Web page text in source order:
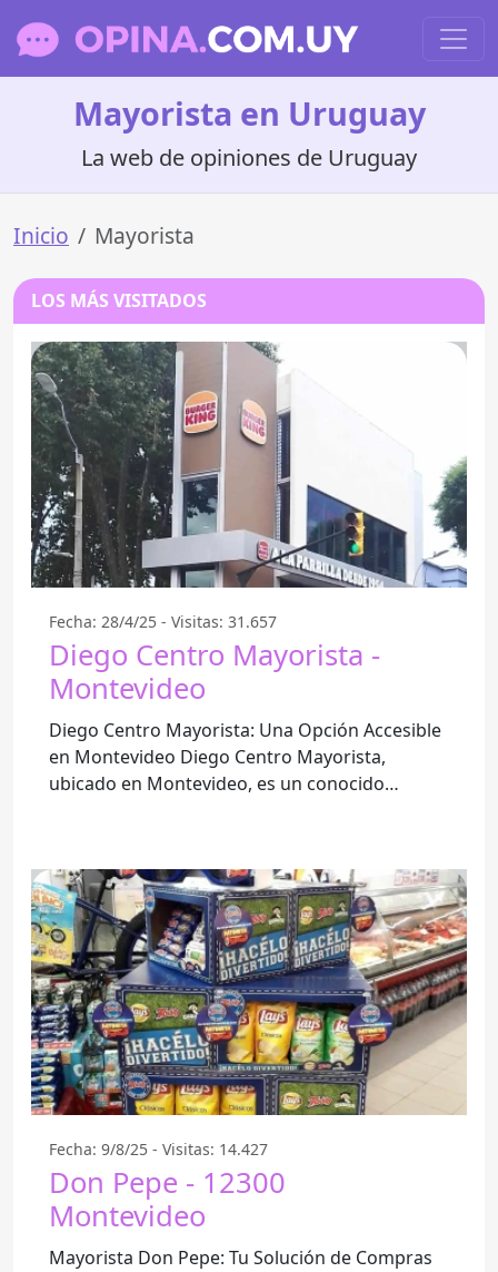
Mayorista en Uruguay
La web de opiniones de Uruguay
Inicio Mayorista
LOS MÁS VISITADOS
Fecha: 28/4/25 - Visitas: 31.657
Diego Centro Mayorista -
Montevideo
Diego Centro Mayorista: Una Opción Accesible
en Montevideo Diego Centro Mayorista,
ubicado en Montevideo, es un conocido
Fecha: 9/8/25 - Visitas: 14.427
Don Pepe - 12300
Montevideo
Mayorista Don Pepe: Tu Solución de Compras